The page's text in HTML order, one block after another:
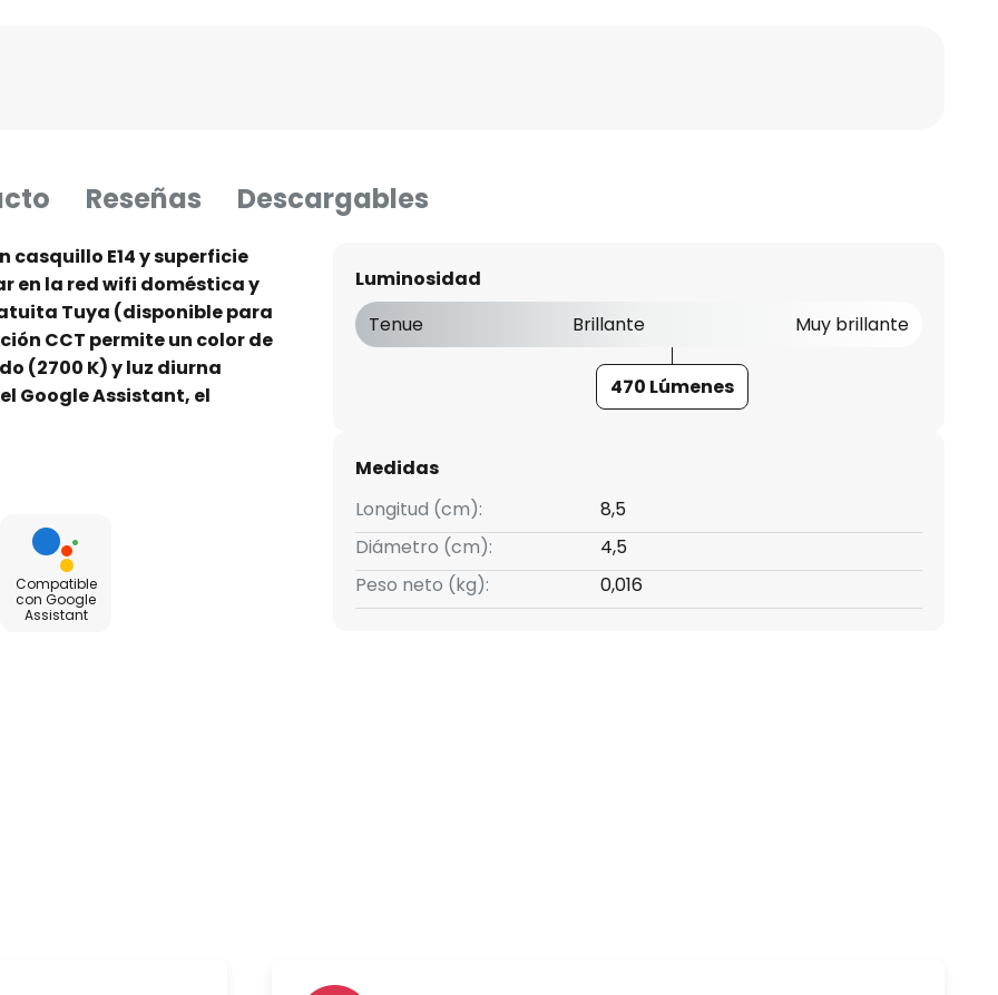
Reseñas Descargables
casquillo E14 y superficie
en la red wifi doméstica y
Tuya (disponible para
CCT permite un color de
(2700 K) y luz diurna
Google Assistant, el
mediante comandos de
Android como para Apple y
details?
Compatible
con Google
Assistant
Luminosidad
Tenue
Brillante Muy brillante
470 Lúmenes
Medidas
Longitud (cm):
8,5
Diámetro (cm):
4,5
Peso neto (kg):
0,016